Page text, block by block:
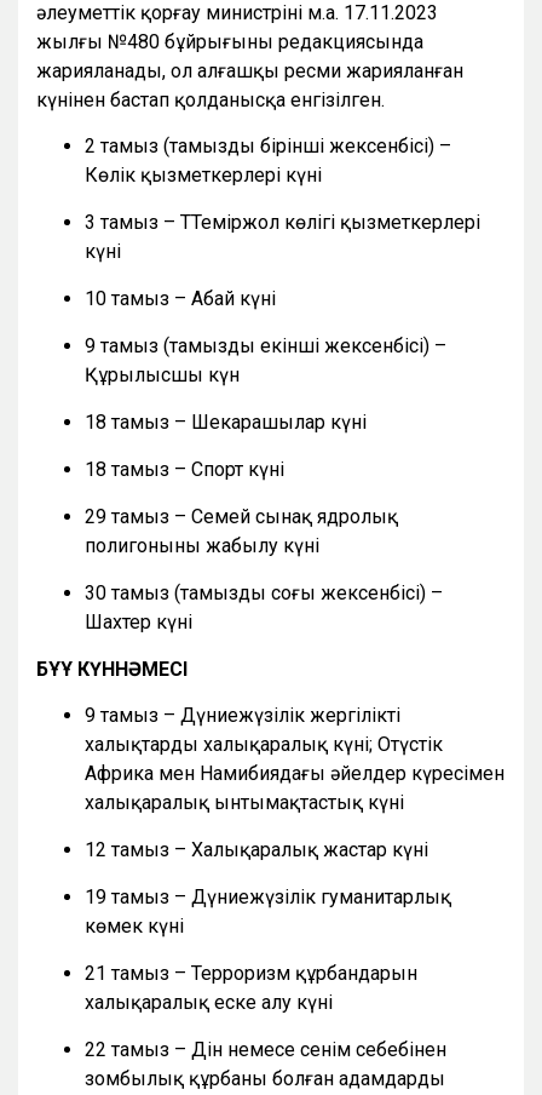
әлеуметтік қорғау министрінің м.а. 17.11.2023
жылғы №480 бұйрығының редакциясында
жарияланады, ол алғашқы ресми жарияланған
күнінен бастап қолданысқа енгізілген.
2 тамыз (тамыздың бірінші жексенбісі) –
Көлік қызметкерлері күні
3 тамыз – ТТеміржол көлігі қызметкерлері
күні
10 тамыз – Абай күні
9 тамыз (тамыздың екінші жексенбісі) –
Құрылысшы күн
18 тамыз – Шекарашылар күні
18 тамыз – Спорт күні
29 тамыз – Семей сынақ ядролық
полигонының жабылу күні
30 тамыз (тамыздың соңғы жексенбісі) –
Шахтер күні
БҰҰ КҮННӘМЕСІ
9 тамыз – Дүниежүзілік жергілікті
халықтардың халықаралық күні; Оңтүстік
Африка мен Намибиядағы әйелдер күресімен
халықаралық ынтымақтастық күні
12 тамыз – Халықаралық жастар күні
19 тамыз – Дүниежүзілік гуманитарлық
көмек күні
21 тамыз – Терроризм құрбандарын
халықаралық еске алу күні
22 тамыз – Дін немесе сенім себебінен
зомбылық құрбаны болған адамдарды